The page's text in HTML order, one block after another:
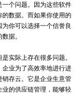
个问题。因为这些软件
数据。而如果你使用的
你可以选择一个信誉良
据。
实际上存在很多问题。
业为了高效率地进行进
存云。它是企业生意管
的供应链管理，能够轻